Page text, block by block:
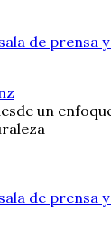
de prensa
un
de prensa